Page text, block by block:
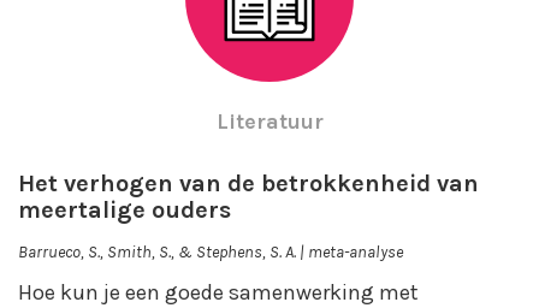
Literatuur
Het verhogen van de betrokkenheid van
meertalige ouders
Barrueco, S., Smith, S., & Stephens, S. A. | meta-analyse
Hoe kun je een goede samenwerking met